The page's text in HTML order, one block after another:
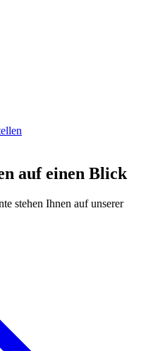
auf einen Blick
stehen Ihnen auf unserer